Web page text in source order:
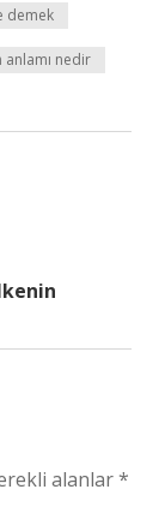
demek
anlamı nedir
alanlar*